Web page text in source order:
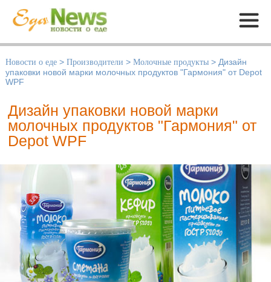
Меню
Новости о еде > Производители > Молочные продукты > Дизайн
упаковки новой марки молочных продуктов "Гармония" от Depot
WPF
Дизайн упаковки новой марки
молочных продуктов "Гармония" от
Depot WPF